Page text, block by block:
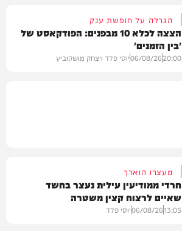
הגרלה על חופשת ענק
הצצה לכלא 10 מבפנים: הפודקאסט של
'בין הזמנים'
20:00
06/08/26יוסי פלד ויצחק מושקוביץ
מעצרו הוארך
חרדי ממודיעין עילית נעצר בחשד
שאיים לרצוח קצין משטרה
13:05
06/08/26יוסי פלד